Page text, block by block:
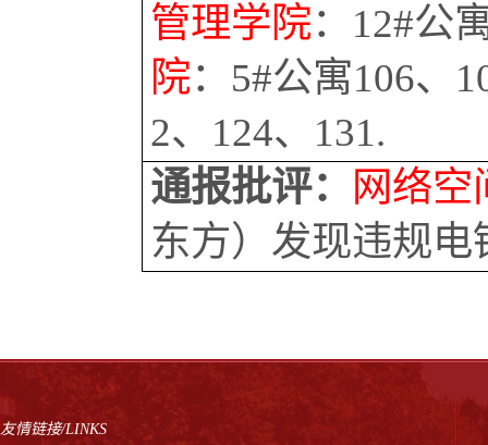
管理学院： 12#公
院： 5#公寓106、
2、124、131.
通报批评：
网络空
东方）发现违规电
友情链接/LINKS